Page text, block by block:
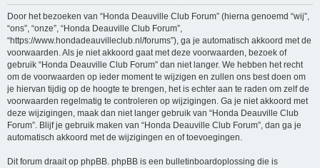
Door het bezoeken van “Honda Deauville Club Forum” (hierna genoemd “wij”,
“ons”, “onze”, “Honda Deauville Club Forum”,
“https://www.hondadeauvilleclub.nl/forums”), ga je automatisch akkoord met de
voorwaarden. Als je niet akkoord gaat met deze voorwaarden, bezoek of
gebruik “Honda Deauville Club Forum” dan niet langer. We hebben het recht
om de voorwaarden op ieder moment te wijzigen en zullen ons best doen om
je hiervan tijdig op de hoogte te brengen, het is echter aan te raden om zelf de
voorwaarden regelmatig te controleren op wijzigingen. Ga je niet akkoord met
deze wijzigingen, maak dan niet langer gebruik van “Honda Deauville Club
Forum”. Blijf je gebruik maken van “Honda Deauville Club Forum”, dan ga je
automatisch akkoord met de wijzigingen en of toevoegingen.
Dit forum draait op phpBB. phpBB is een bulletinboardoplossing die is